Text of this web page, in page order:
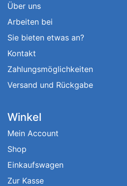
Über uns
Arbeiten bei
Sie bieten etwas an?
Kontakt
Zahlungsmöglichkeiten
Versand und Rückgabe
Winkel
Mein Account
Shop
Einkaufswagen
Zur Kasse